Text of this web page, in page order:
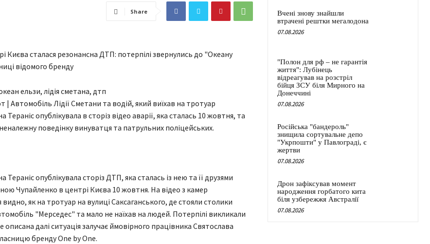
Share
Києва сталася резонансна ДТП: потерпілі звернулись до "Океану
відомого бренду
Автомобіль Лідії Сметани та водій, який виїхав на тротуар
опублікувала в сторіз відео аварії, яка сталась 10 жовтня, та
поведінку винуватця та патрульних поліцейських.
опублікувала сторіз ДТП, яка сталась із нею та її друзями
Чупайленко в центрі Києва 10 жовтня. На відео з камер
як на тротуар на вулиці Саксаганського, де стояли столики
"Мерседес" та мало не наїхав на людей. Потерпілі викликали
описана далі ситуація залучає ймовірного працівника Святослава
бренду One by One.
Вчені знову знайшли
втрачені рештки мегалодона
07.08.2026
"Полон для рф – не гарантія
життя": Лубінець
відреагував на розстріл
бійця ЗСУ біля Мирного на
Донеччині
07.08.2026
Російська "бандероль"
знищила сортувальне депо
"Укрпошти" у Павлограді, є
жертви
07.08.2026
Дрон зафіксував момент
народження горбатого кита
біля узбережжя Австралії
07.08.2026